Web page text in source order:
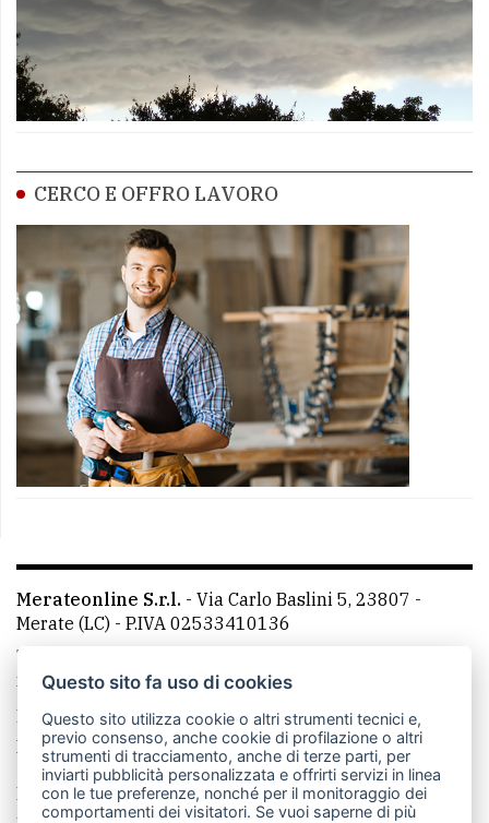
CERCO E OFFRO LAVORO
Merateonline S.r.l. - Via Carlo Baslini 5, 23807 -
Merate (LC) - P.IVA 02533410136
Telefono:
mail: redazione@merateonline.it
La redazione
CasateOnline LeccoOnline
RSS
Made by VIP
Privacy policy
Cookie policy
Questo sito fa uso di cookies
Questo sito utilizza cookie o altri strumenti tecnici e,
previo consenso, anche cookie di profilazione o altri
strumenti di tracciamento, anche di terze parti, per
inviarti pubblicità personalizzata e offrirti servizi in linea
con le tue preferenze, nonché per il monitoraggio dei
comportamenti dei visitatori. Se vuoi saperne di più